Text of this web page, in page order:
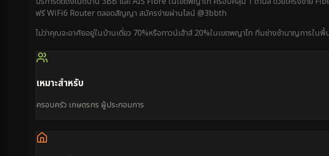
ฟรี WiFi6 Router ตลอดสัญญา สมัครง่ายผ่านไลน์ @3bbth
ไม่ว่าคุณจะอาศัยอยู่ในบ้านเดี่ยว 70%หรือทาวน์เฮ้าส์ 20%ในเขตพญาไท ทีมช่างชำนาญการในพื้
เหมาะสำหรับ
ครอบครัว เกษตรกร ผู้ประกอบการ